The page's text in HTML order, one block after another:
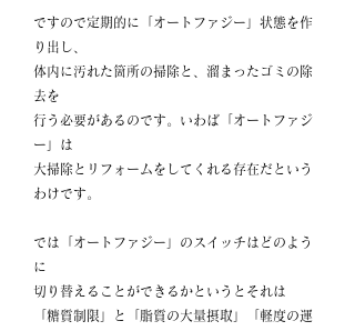
ですので定期的に「オートファジー」状態を作
り出し、
体内に汚れた箇所の掃除と、溜まったゴミの除
去を
行う必要があるのです。いわば「オートファジ
ー」は
大掃除とリフォームをしてくれる存在だという
わけです。
では「オートファジー」のスイッチはどのよう
に
切り替えることができるかというとそれは
「糖質制限」と「脂質の大量摂取」「軽度の運